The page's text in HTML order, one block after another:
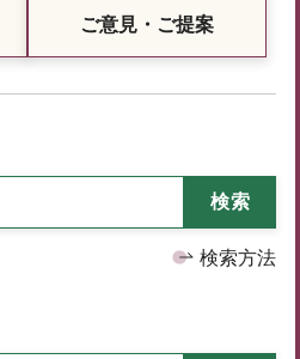
ご意見・ご提案
検索方法